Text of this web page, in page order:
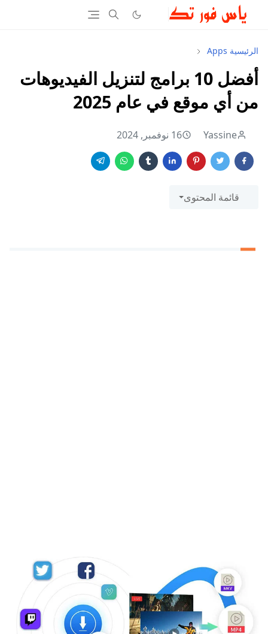
الرئيسية Apps
أفضل 10 برامج لتنزيل الفيديوهات
من أي موقع في عام 2025
Yassine 16 نوفمبر, 2024
قائمة المحتوى